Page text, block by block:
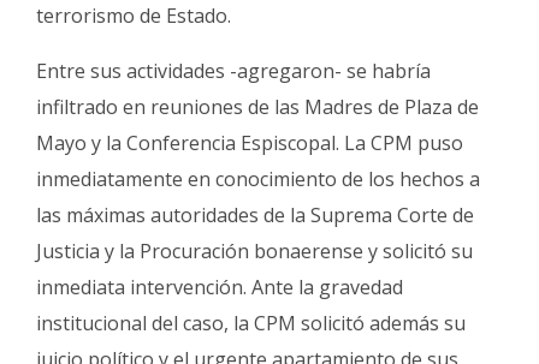
terrorismo de Estado.
Entre sus actividades -agregaron- se habría
infiltrado en reuniones de las Madres de Plaza de
Mayo y la Conferencia Espiscopal. La CPM puso
inmediatamente en conocimiento de los hechos a
las máximas autoridades de la Suprema Corte de
Justicia y la Procuración bonaerense y solicitó su
inmediata intervención. Ante la gravedad
institucional del caso, la CPM solicitó además su
juicio político y el urgente apartamiento de sus